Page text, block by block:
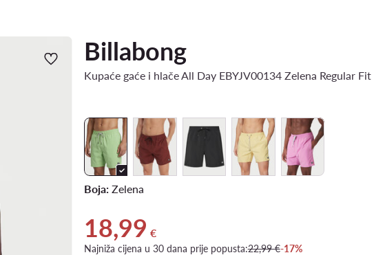
Billabong
Kupaće gaće i hlače All Day EBYJV00134 Zelena Regular Fit
Boja:Zelena
Trenutna cijena 18,99 €
18,99 €
Najniža cijena u 30 dana prije popusta:22,99 €-17%